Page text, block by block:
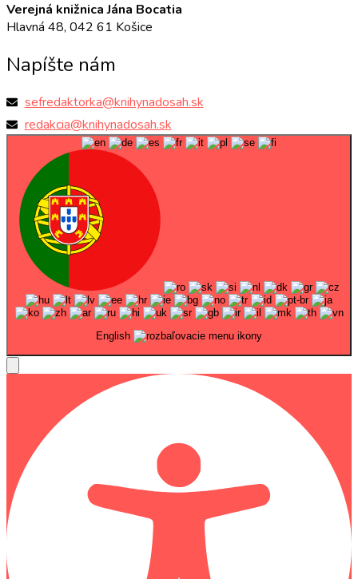
Verejná knižnica Jána Bocatia
Hlavná 48, 042 61 Košice
Napíšte nám
sefredaktorka@knihynadosah.sk
redakcia@knihynadosah.sk
English